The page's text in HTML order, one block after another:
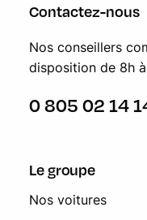
Contactez-nous
Nos conseillers
disposition de 8h
0 805 02 14
Le groupe
Nos voitures